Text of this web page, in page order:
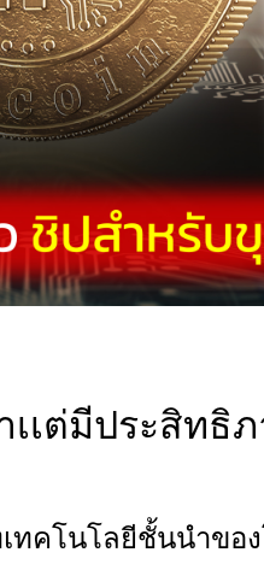
ต่มีประสิทธิภ
โนโลยีชั้นนำของ